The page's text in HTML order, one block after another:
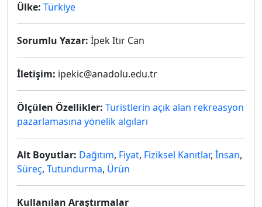
Ülke: Türkiye
Sorumlu Yazar: İpek Itır Can
İletişim: ipekic@anadolu.edu.tr
Ölçülen Özellikler: Turistlerin açık alan rekreasyon
pazarlamasına yönelik algıları
Alt Boyutlar: Dağıtım, Fiyat, Fiziksel Kanıtlar, İnsan,
Süreç, Tutundurma, Ürün
Kullanılan Araştırmalar